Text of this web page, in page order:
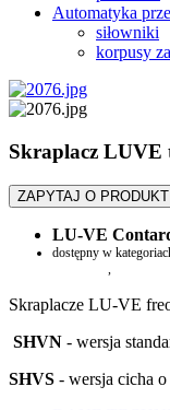
Automatyka
siłowniki
korpusy
Skraplacz LUVE
ZAPYTAJ O PRODUKT
LU-VE
dostępny w
Skraplacze LU-VE
SHVN - wersja
SHVS - wersja cicha